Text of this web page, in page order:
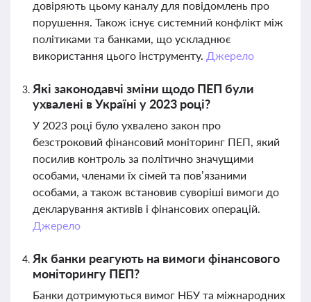
довіряють цьому каналу для повідомлень про
порушення. Також існує системний конфлікт між
політиками та банками, що ускладнює
використання цього інструменту. Джерело
Які законодавчі зміни щодо ПЕП були
ухвалені в Україні у 2023 році?
У 2023 році було ухвалено закон про
безстроковий фінансовий моніторинг ПЕП, який
посилив контроль за політично значущими
особами, членами їх сімей та пов’язаними
особами, а також встановив суворіші вимоги до
декларування активів і фінансових операцій.
Джерело
Як банки реагують на вимоги фінансового
моніторингу ПЕП?
Банки дотримуються вимог НБУ та міжнародних